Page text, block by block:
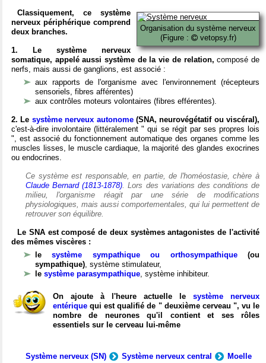
Organisation du système nerveux
(Figure :
vetopsy.fr)
Classiquement, ce système
nerveux périphérique comprend
deux branches.
1. Le système nerveux
somatique, appelé aussi système de la vie de relation, composé de
nerfs, mais aussi de ganglions, est associé :
aux rapports de l'organisme avec l'environnement (récepteurs
sensoriels, fibres afférentes)
aux contrôles moteurs volontaires (fibres efférentes).
2. Le système nerveux autonome(SNA, neurovégétatif ou viscéral),
c'est-à-dire involontaire (littéralement " qui se régit par ses propres lois
", est associé du fonctionnement automatique des organes comme les
muscles lisses, le muscle cardiaque, la majorité des glandes exocrines
ou endocrines.
Ce système est responsable, en partie, de l'homéostasie, chère à
Claude Bernard (1813-1878). Lors des variations des conditions de
milieu, l'organisme réagit par une série de modifications
physiologiques, mais aussi comportementales, qui lui permettent de
retrouver son équilibre.
Le SNA est composé de deux systèmes antagonistes de l'activité
des mêmes viscères :
lesystème sympathique ou orthosympathique(ou
sympathique), système stimulateur,
le système parasympathique, système inhibiteur.
On ajoute à l'heure actuelle le système nerveux
entérique qui est qualifié de " deuxième cerveau ", vu le
nombre de neurones qu'il contient et ses rôles
essentiels sur le cerveau lui-même
Système nerveux (SN) Système nerveux central
Moelle